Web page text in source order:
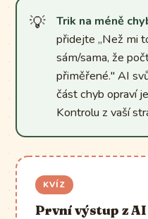
Trik na méně
přidejte „Než mi
sám/sama, že
přiměřené." AI
část chyb opraví
Kontrolu z vaší
KVÍZ
První výstup z